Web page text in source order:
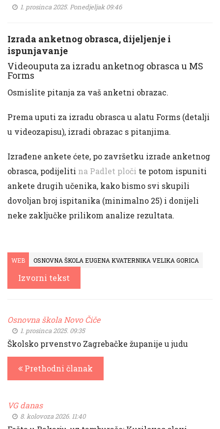
1. prosinca 2025. Ponedjeljak 09:46
Izrada anketnog obrasca, dijeljenje i
ispunjavanje
Videouputa za izradu anketnog obrasca u MS
Forms
Osmislite pitanja za vaš anketni obrazac.
Prema uputi za izradu obrasca u alatu Forms (detalji
u videozapisu), izradi obrazac s pitanjima.
Izrađene ankete ćete, po završetku izrade anketnog
obrasca, podijeliti na Padlet ploči te potom ispuniti
ankete drugih učenika, kako bismo svi skupili
dovoljan broj ispitanika (minimalno 25) i donijeli
neke zaključke prilikom analize rezultata.
WEB OSNOVNA ŠKOLA EUGENA KVATERNIKA VELIKA GORICA
Izvorni tekst
Osnovna škola Novo Čiče
1. prosinca 2025. 09:35
Školsko prvenstvo Zagrebačke županije u judu
Prethodni članak
VG danas
8. kolovoza 2026. 11:40